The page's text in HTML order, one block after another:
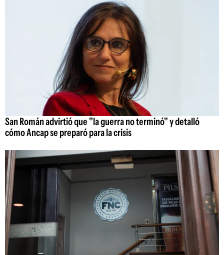
San Román advirtió que "la guerra no terminó" y detalló
cómo Ancap se preparó para la crisis